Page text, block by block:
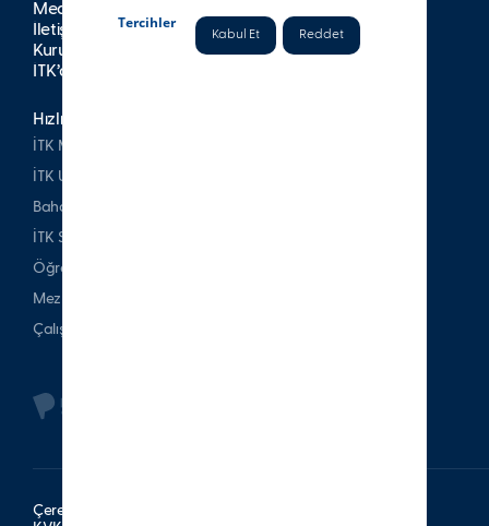
Medya
İletişim
Kurumsal Yayınlar
İTK’da Kariyer
Hızlı Erişim
İTK Mezunları Derneği
İTK Uşakizade Köşkü
Bahattin Tatış Websitesi
İTK Spor Kulubü
Öğrenci & Veli
Mezun
Çalışan
Çerez Politikası
Tercihler
Kabul Et Reddet